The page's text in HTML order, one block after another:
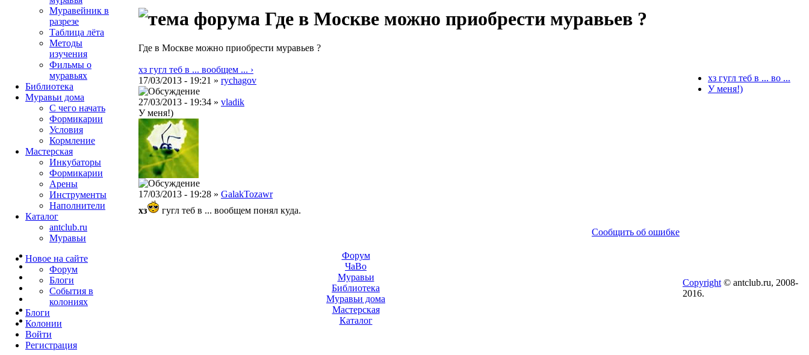
Где в Москве можно приобрести муравьев ?
Где в Москве можно приобрести муравьев ?
хз гугл теб в ... вообщем ... ›
17/03/2013 - 19:21 » rychagov
27/03/2013 - 19:34 » vladik
У меня!)
17/03/2013 - 19:28 » GalakTozawr
хз
гугл теб в ... вообщем понял куда.
Сообщить об ошибке
Муравейник в
разрезе
Таблица лёта
Методы
изучения
Фильмы о
муравьях
Библиотека
Муравьи дома
С чего начать
Формикарии
Условия
Кормление
Мастерская
Инкубаторы
Формикарии
Арены
Инструменты
Наполнители
Каталог
antclub.ru
Муравьи
Новое на сайте
Форум
Блоги
События в
колониях
Блоги
Колонии
Войти
Peгиcтpaция
хз гугл теб в ... во ...
У меня!)
Форум
ЧаВо
Муравьи
Библиотека
Муравьи дома
Мастерская
Каталог
Copyright © antclub.ru, 2008-
2016.